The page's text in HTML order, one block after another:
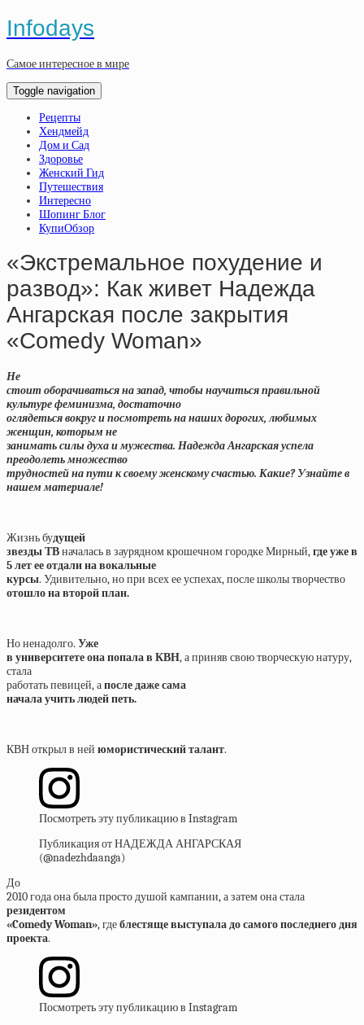
Infodays
Самое интересное в мире
Toggle navigation
Рецепты
Хендмейд
Дом и Сад
Здоровье
Женский Гид
Путешествия
Интересно
Шопинг Блог
КупиОбзор
«Экстремальное похудение и
развод»: Как живет Надежда
Ангарская после закрытия
«Comedy Woman»
Не
стоит оборачиваться на запад, чтобы научиться правильной
культуре феминизма, достаточно
оглядеться вокруг и посмотреть на наших дорогих, любимых
женщин, которым не
занимать силы духа и мужества. Надежда Ангарская успела
преодолеть множество
трудностей на пути к своему женскому счастью. Какие? Узнайте в
нашем материале!
Жизнь будущей
звезды ТВначалась в заурядном крошечном городке Мирный,где уже в
5 лет ее отдали на вокальные
курсы. Удивительно, но при всех ее успехах, после школы творчество
отошло на второй план.
Но ненадолго. Уже
в университете она попала в КВН, а приняв свою творческую натуру,
стала
работать певицей, апосле даже сама
начала учить людей петь.
КВН открыл в ней юмористический талант.
Посмотреть эту публикацию в Instagram
Публикация от НАДЕЖДА АНГАРСКАЯ
(@nadezhdaanga)
До
2010 года она была просто душой кампании, а затем она стала
резидентом
«Comedy Woman», гдеблестящевыступаладосамогопоследнегодня
проекта.
Посмотреть эту публикацию в Instagram